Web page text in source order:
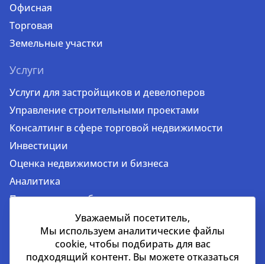
Офисная
Торговая
Земельные участки
Услуги
Услуги для застройщиков и девелоперов
Управление строительными проектами
Консалтинг в сфере торговой недвижимости
Инвестиции
Оценка недвижимости и бизнеса
Аналитика
Продажа и приобретение недвижимости
Аренда недвижимостиУважаемый посетитель,
Мы используем аналитические файлы
cookie, чтобы подбирать для вас
подходящий контент. Вы можете отказаться